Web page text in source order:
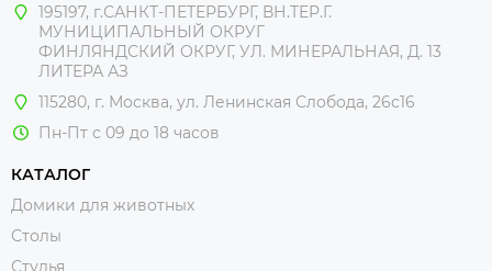
195197, г.САНКТ-ПЕТЕРБУРГ, ВН.ТЕР.Г.
МУНИЦИПАЛЬНЫЙ ОКРУГ
ФИНЛЯНДСКИЙ ОКРУГ, УЛ. МИНЕРАЛЬНАЯ, Д. 13
ЛИТЕРА АЗ
115280, г. Москва, ул. Ленинская Слобода, 26с16
Пн-Пт с 09 до 18 часов
КАТАЛОГ
Домики для животных
Столы
Стулья